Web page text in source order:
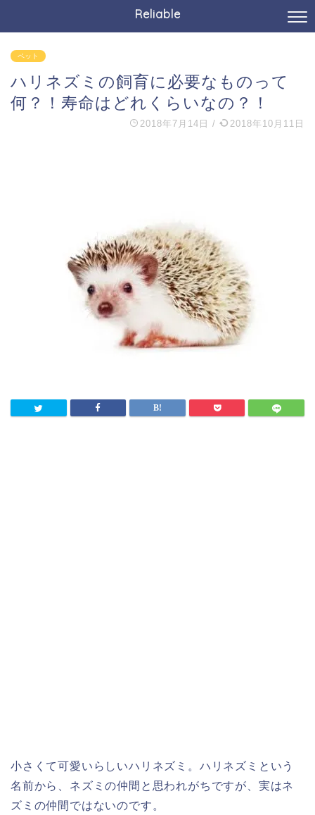
Reliable
ペット
ハリネズミの飼育に必要なものって
何？！寿命はどれくらいなの？！
2018年7月14日 / 2018年10月11日
小さくて可愛いらしいハリネズミ。ハリネズミという
名前から、ネズミの仲間と思われがちですが、実はネ
ズミの仲間ではないのです。